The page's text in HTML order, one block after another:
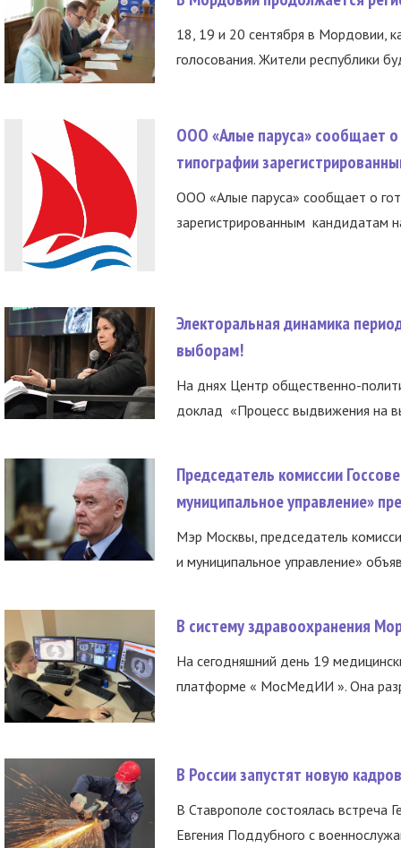
18, 19 и 20 сентября в Мордовии,
голосования. Жители республики
ООО «Алые паруса» сообщает о
типографии
ООО «Алые паруса» сообщает о
зарегистрированным кандидатам
Электоральная динамика
выборам!
На днях Центр общественно-
доклад «Процесс выдвижения на
Председатель комиссии
муниципальное управление»
Мэр Москвы, председатель
и муниципальное управление»
В систему здравоохранения
На сегодняшний день 19
платформе « МосМедИИ ». Она
В России запустят новую
В Ставрополе состоялась встреча
Евгения Поддубного с